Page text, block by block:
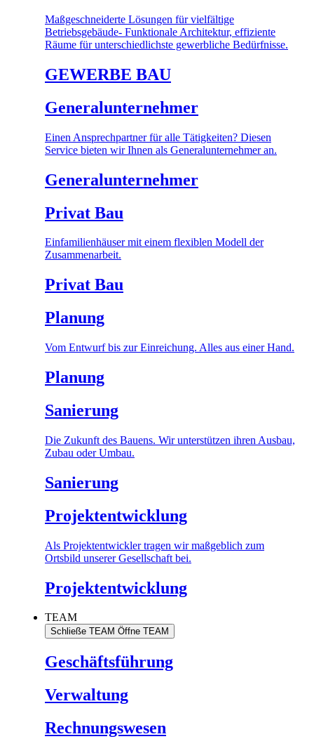
Maßgeschneiderte Lösungen für vielfältige
Betriebsgebäude- Funktionale Architektur, effiziente
Räume für unterschiedlichste gewerbliche Bedürfnisse.
GEWERBE BAU
Generalunternehmer
Einen Ansprechpartner für alle Tätigkeiten? Diesen
Service bieten wir Ihnen als Generalunternehmer an.
Generalunternehmer
Privat Bau
Einfamilienhäuser mit einem flexiblen Modell der
Zusammenarbeit.
Privat Bau
Planung
Vom Entwurf bis zur Einreichung. Alles aus einer Hand.
Planung
Sanierung
Die Zukunft des Bauens. Wir unterstützen ihren Ausbau,
Zubau oder Umbau.
Sanierung
Projektentwicklung
Als Projektentwickler tragen wir maßgeblich zum
Ortsbild unserer Gesellschaft bei.
Projektentwicklung
TEAM
Schließe TEAM Öffne TEAM
Geschäftsführung
Verwaltung
Rechnungswesen